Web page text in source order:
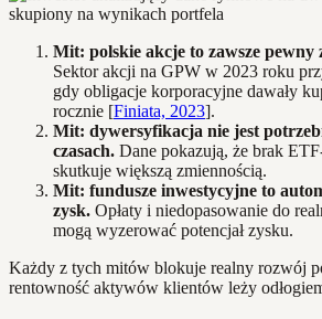
Mit: polskie akcje to zawsze pewny
Sektor akcji na GPW w 2023 roku
gdy obligacje korporacyjne dawały
rocznie [Finiata, 2023].
Mit: dywersyfikacja nie jest
czasach. Dane pokazują, że brak
skutkuje większą zmiennością.
Mit: fundusze inwestycyjne to
zysk. Opłaty i niedopasowanie do
mogą wyzerować potencjał zysku.
Każdy z tych mitów blokuje realny rozwój
rentowność aktywów klientów leży